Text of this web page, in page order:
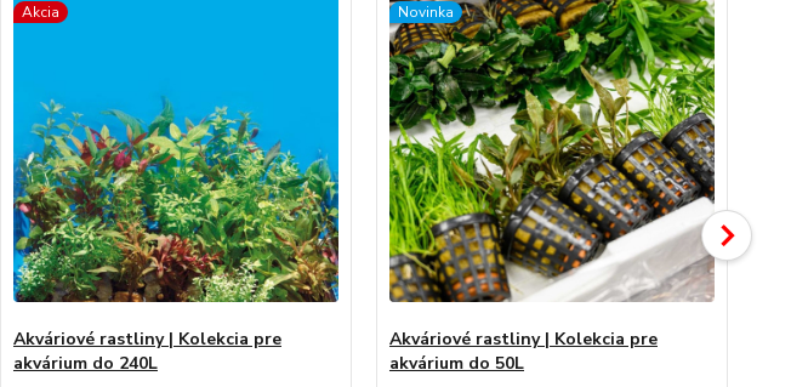
Akcia
Akváriové rastliny | Kolekcia pre
akvárium do 240L
Novinka
Akváriové rastliny | Kolekcia pre
akvárium do 50L